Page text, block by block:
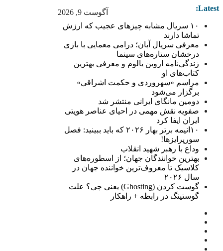
آگوست 9, 2026 Latest:
۱۰ سریال مشابه چیزهای عجیب که ارزش
تماشا دارند
معرفی سریال آبان؛ درامی معمایی با بازی
درخشان ستاره‌های سینما
زندگی‌نامه اروین یالوم و معرفی بهترین
کتاب‌های او
مراسم «سهروردی و حکمت اشراقی»
برگزار می‌شود
دومین مانگای ایرانی منتشر شد
صفویه نقش مهمی در احیای عناصر هویتی
ایران ایفا کرد
۱۰انیمه برتر بهار ۲۰۲۶ که باید ببینید: فصل
سورپرایزها!
وداع با رهبر شهید انقلاب
بهترین خوانندگان جهان؛ از اسطوره‌های
کلاسیک تا معروف‌ترین خواننده جهان در
سال ۲۰۲۶
گوست کردن (Ghosting) یعنی چی؟ علت
گوستینگ در رابطه + راهکار